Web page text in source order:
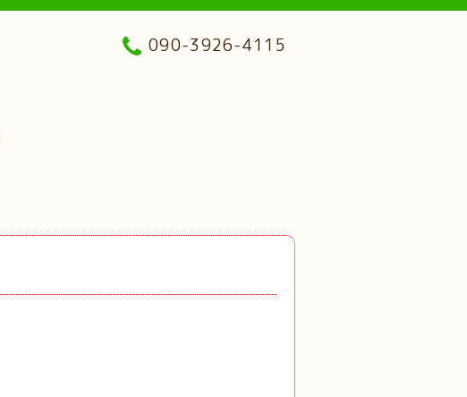
090-3926-4115